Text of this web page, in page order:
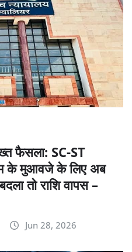
फैसला: SC-ST
के मुआवजे के लिए अब
तो राशि वापस –
Jun 28, 2026